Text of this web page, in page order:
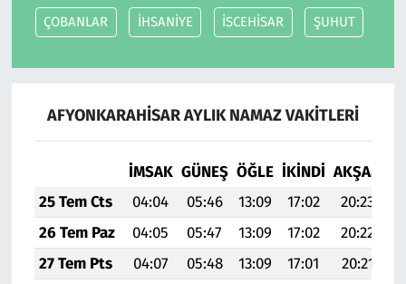
ÇOBANLAR İHSANİYE İSCEHİSAR ŞUHUT
AFYONKARAHİSAR AYLIK NAMAZ VAKITLERI
İMSAK GÜNEŞ ÖĞLE İKINDI AKŞAM
25 Tem Cts
04:04 05:46 13:09 17:02 20:23
26 Tem Paz
04:05 05:47 13:09 17:02 20:22
27 Tem Pts
04:07 05:48 13:09 17:01 20:21